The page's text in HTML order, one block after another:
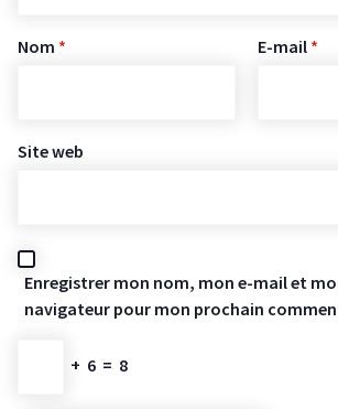
Nom * E-mail *
Site web
Enregistrer mon nom, mon e-mail et
navigateur pour mon prochain
+ 6 = 8